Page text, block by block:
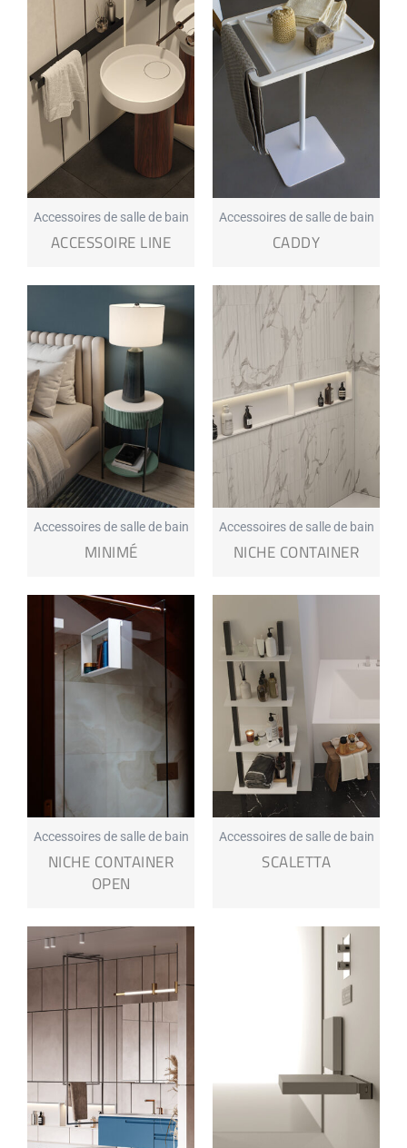
Accessoires de salle de bain
ACCESSOIRE LINE
Accessoires de salle de bain
CADDY
Accessoires de salle de bain
MINIMÉ
Accessoires de salle de bain
NICHE CONTAINER
Accessoires de salle de bain
NICHE CONTAINER
OPEN
Accessoires de salle de bain
SCALETTA